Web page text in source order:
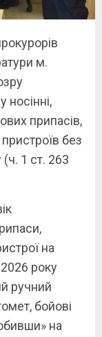
м.
припасів,
без
1 ст. 263
на
2026 року
ручний
бойові
на